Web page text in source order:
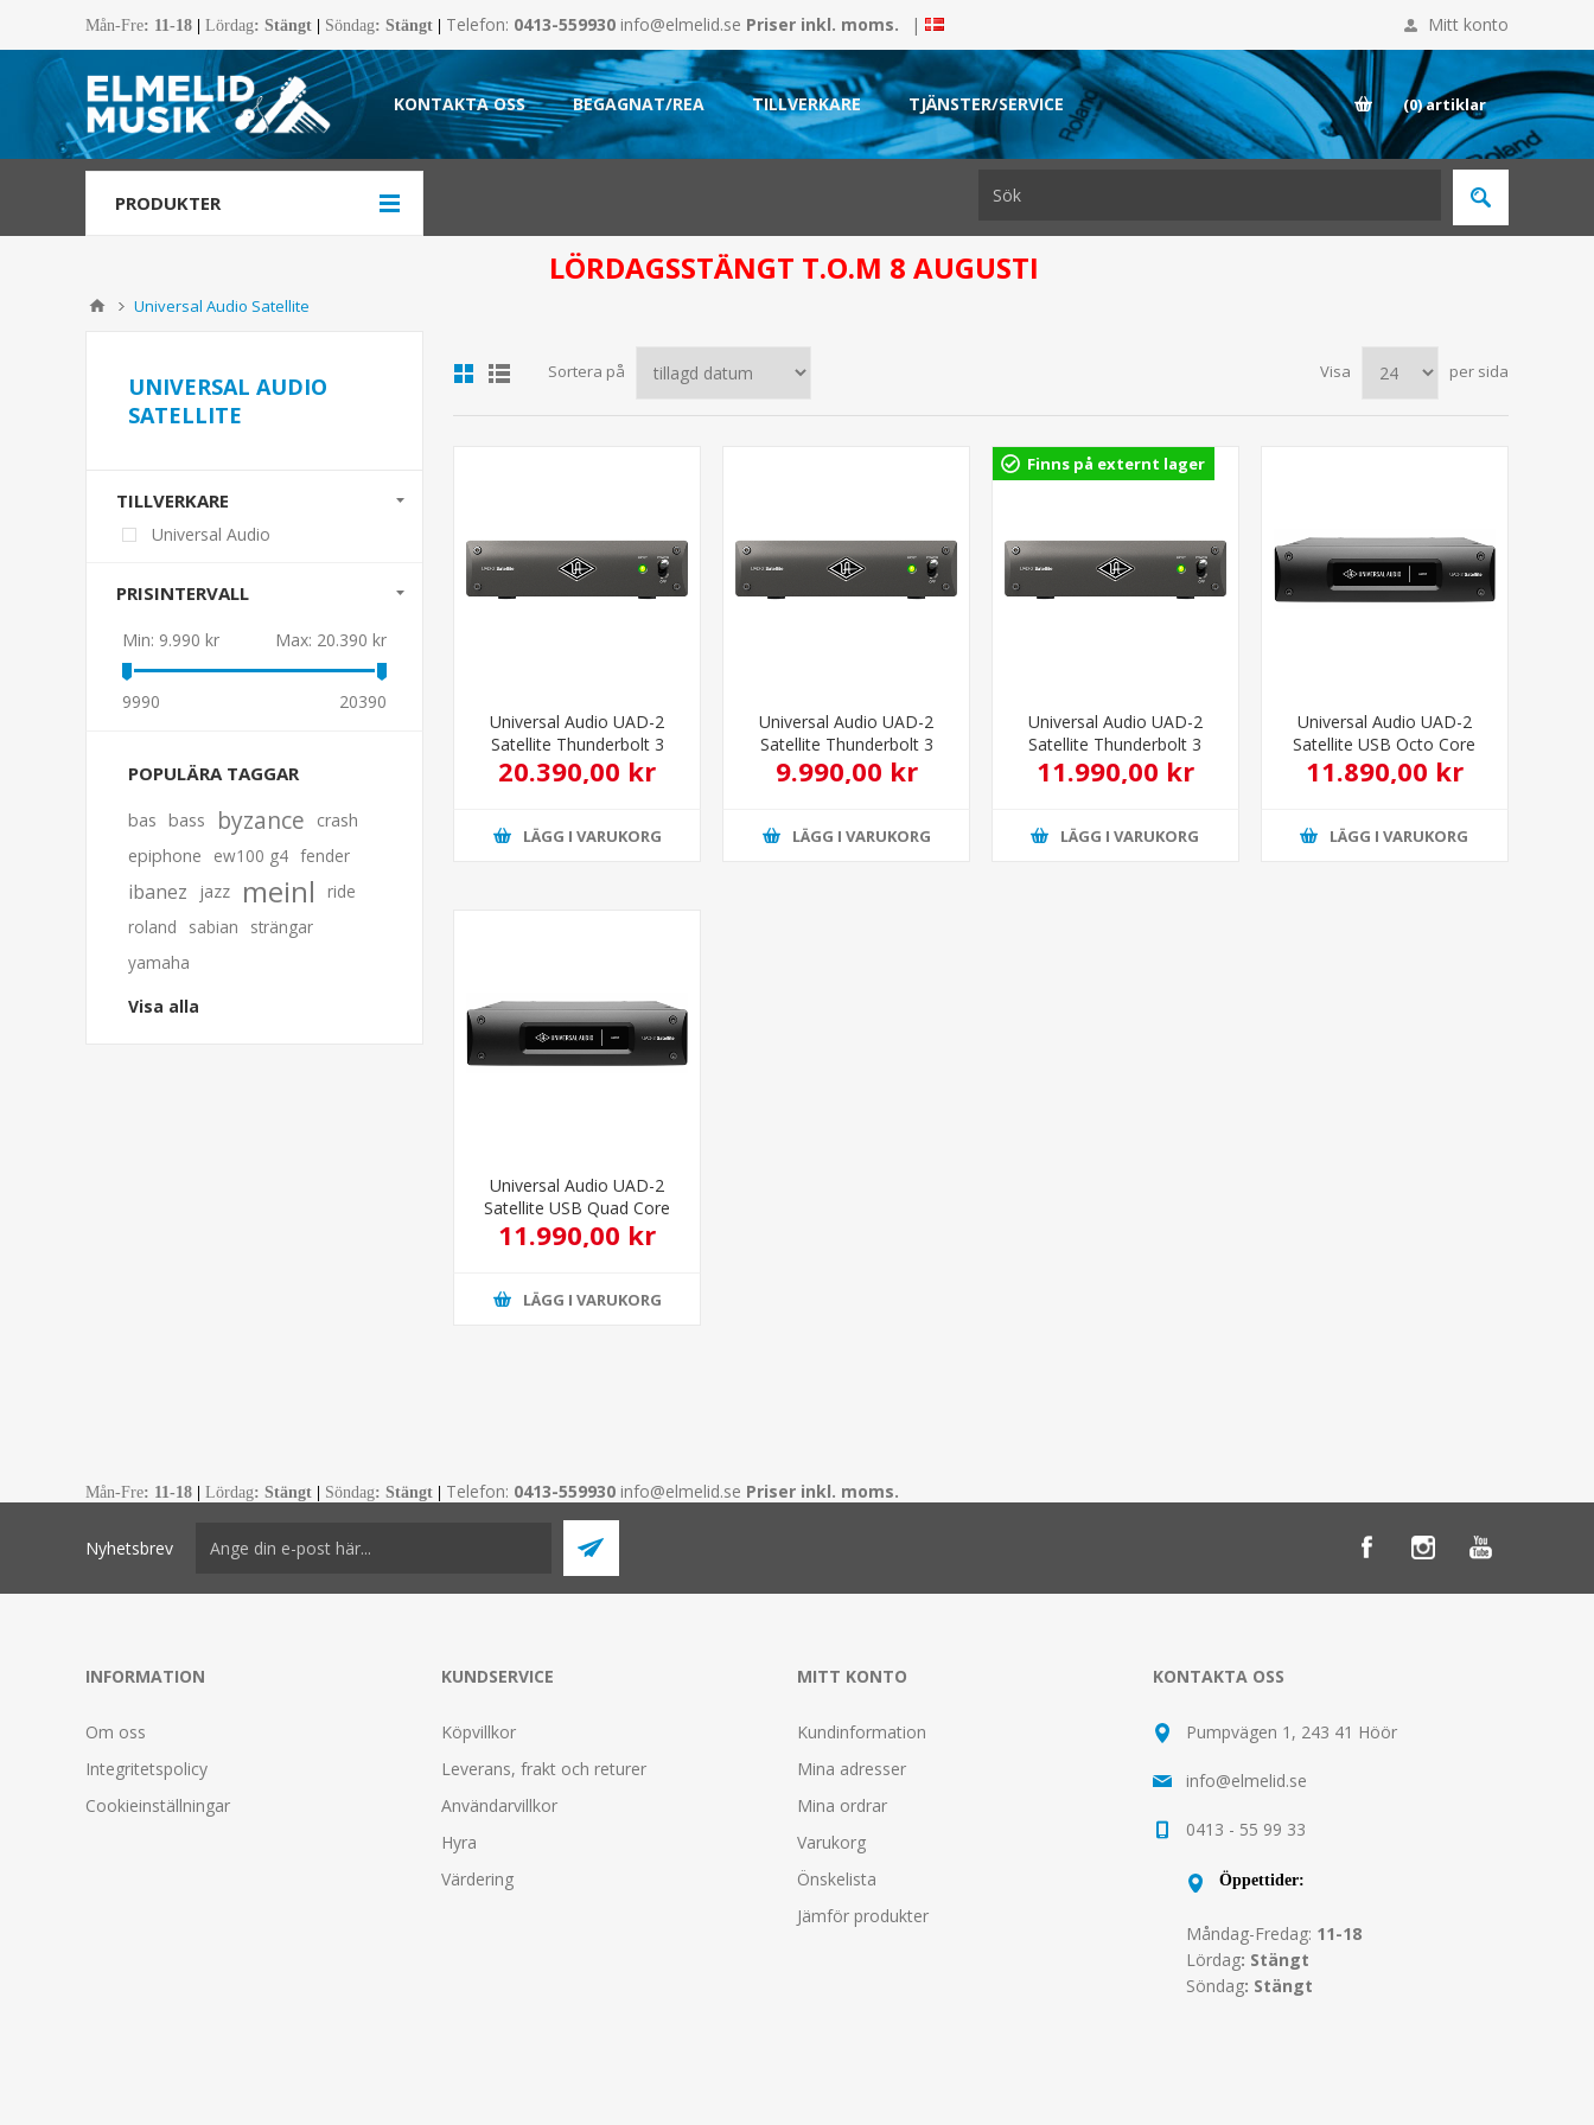
Mån-Fre: 11-18 Lördag: Stängt Söndag: Stängt Telefon: 0413-559930 info@elmelid.se Priser inkl. moms. | Mitt konto
KONTAKTA OSS BEGAGNAT/REA TILLVERKARE TJÄNSTER/SERVICE (0)artiklar
PRODUKTER
LÖRDAGSSTÄNGT T.O.M 8 AUGUSTI
Universal Audio Satellite
Sortera på Visa per sida
Universal Audio UAD-2
Satellite Thunderbolt 3
Octo Custom Ljudkort
20.390,00 kr
LÄGG I VARUKORG
Universal Audio UAD-2
Satellite Thunderbolt 3
Quad Core Ljudkort
9.990,00 kr
LÄGG I VARUKORG
Finns på externt lager
Universal Audio UAD-2
Satellite Thunderbolt 3
Octo Core Ljudkort
11.990,00 kr
LÄGG I VARUKORG
Universal Audio UAD-2
Satellite USB Octo Core
11.890,00 kr
LÄGG I VARUKORG
Universal Audio UAD-2
Satellite USB Quad Core
11.990,00 kr
LÄGG I VARUKORG
UNIVERSAL AUDIO
SATELLITE
TILLVERKARE
Universal Audio
PRISINTERVALL
Min: 9.990 kr Max: 20.390 kr
9990 20390
POPULÄRA TAGGAR
bas bass byzance
crash
epiphone
ew100 g4 fender
ibanez jazz meinl
ride
roland
sabian
strängar
yamaha
Visa alla
Mån-Fre: 11-18 Lördag: Stängt Söndag: Stängt Telefon: 0413-559930 info@elmelid.se Priser inkl. moms.
Nyhetsbrev
INFORMATION
Om oss
Integritetspolicy
Cookieinställningar
KUNDSERVICE
Köpvillkor
Leverans, frakt och returer
Användarvillkor
Hyra
Värdering
MITT KONTO
Kundinformation
Mina adresser
Mina ordrar
Varukorg
Önskelista
Jämför produkter
KONTAKTA OSS
Pumpvägen 1, 243 41 Höör
info@elmelid.se
0413 - 55 99 33
Öppettider:
Måndag-Fredag: 11-18
Lördag: Stängt
Söndag: Stängt